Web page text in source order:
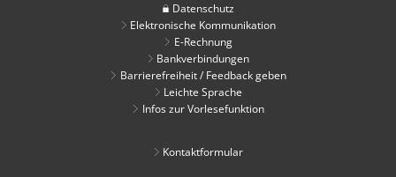
Datenschutz
Elektronische Kommunikation
E-Rechnung
Bankverbindungen
Barrierefreiheit / Feedback geben
Leichte Sprache
Infos zur Vorlesefunktion
Kontaktformular